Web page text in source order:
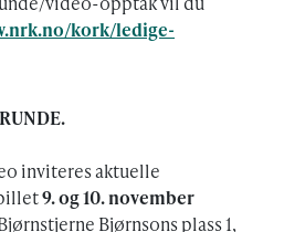
kork/ledige-
inviteres aktuelle
9. og 10. november
Bjørnsons plass 1,